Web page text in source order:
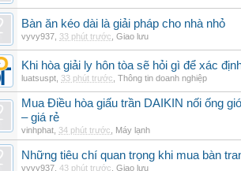
Bàn ăn kéo dài là giải pháp cho nhà nhỏ
vyvy937 33 phút trước Giao lưu
Khi hòa giải ly hôn tòa sẽ hỏi gì để xác
luatsuspt 33 phút trước Thông tin doanh nghiệp
Mua Điều hòa giấu trần DAIKIN nối ống
– giá rẻ
vinhphat 34 phút trước Máy lạnh
Những tiêu chí quan trọng khi mua bàn
vyvy937 43 phút trước Giao lưu